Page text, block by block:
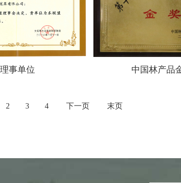
理事单位 中国林产品
2 3 4 下一页 末页